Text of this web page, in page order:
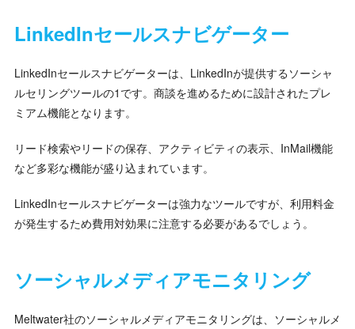
LinkedInセールスナビゲーター
LinkedInセールスナビゲーターは、LinkedInが提供するソーシャ
ルセリングツールの1です。商談を進めるために設計されたプレ
ミアム機能となります。
リード検索やリードの保存、アクティビティの表示、InMail機能
など多彩な機能が盛り込まれています。
LinkedInセールスナビゲーターは強力なツールですが、利用料金
が発生するため費用対効果に注意する必要があるでしょう。
ソーシャルメディアモニタリング
Meltwater社のソーシャルメディアモニタリングは、ソーシャルメ